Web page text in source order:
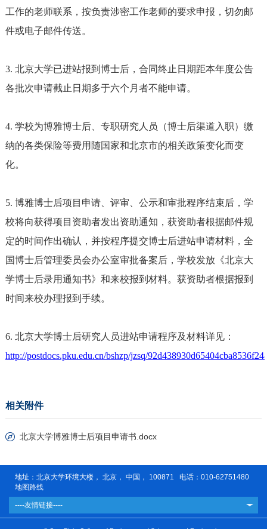
工作的老师联系， 按负责涉密工作老师的要求申报，切勿邮
件或电子邮件传送。
3. 北京大学已进站报到博士后，合同终止日期距本年度公告
各批次申请截止日期多于六个月者不能申请。
4. 学校为博雅博士后、专职研究人员（博士后渠道入职）缴
纳的各类保险等费用随国家和北京市的相关政策变化而变
化。
5. 博雅博士后项目申请、评审、公示和审批程序结束后，学
校将向获得项目资助者发出资助通知，获资助者根据邮件规
定的时间作出确认，并按程序提交博士后进站申请材料，全
国博士后管理委员会办公室审批备案后，学校发放《北京大
学博士后录用通知书》和来校报到材料。获资助者根据报到
时间来校办理报到手续。
6. 北京大学博士后研究人员进站申请程序及材料详见：
http://postdocs.pku.edu.cn/bshzp/jzsq/
相关附件
北京大学博雅博士后项目申请书.docx
地址：北京大学环境大楼， 北京， 中国， 100871 电话：010-62751480
地图路线
----友情链接----